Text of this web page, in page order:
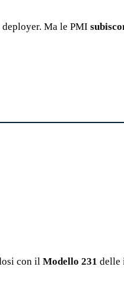
Ma le PMI
con il Modello 231 delle